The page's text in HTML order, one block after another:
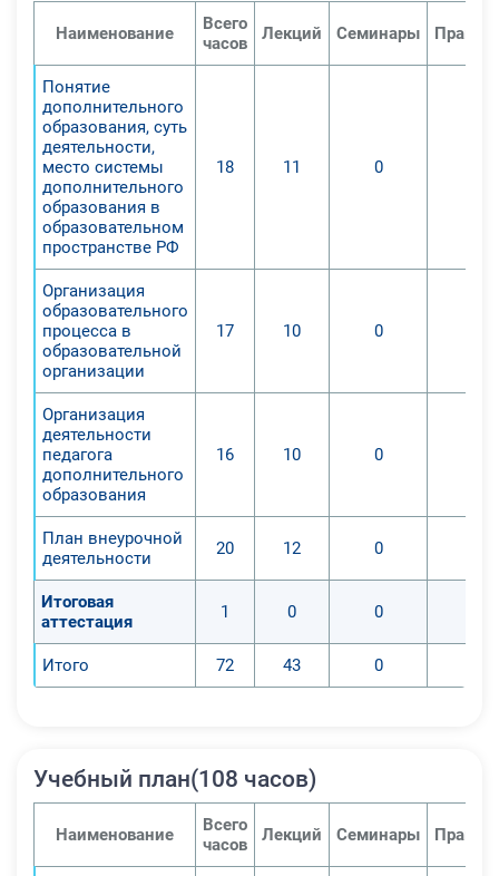
образования «Точка Роста».
Наименование
Всего
часов
Лекций Семинары
Понятие
дополнительного
образования, суть
деятельности,
место системы
дополнительного
образования в
образовательном
пространстве РФ
18 11 0
Организация
образовательного
процесса в
образовательной
организации
17 10 0
Организация
деятельности
педагога
дополнительного
образования
16 10 0
План внеурочной
деятельности
20 12 0
Итоговая
аттестация
1 0 0
Итого 72 43 0
Учебный план(108 часов)
Наименование
Всего
часов
Лекций Семинары